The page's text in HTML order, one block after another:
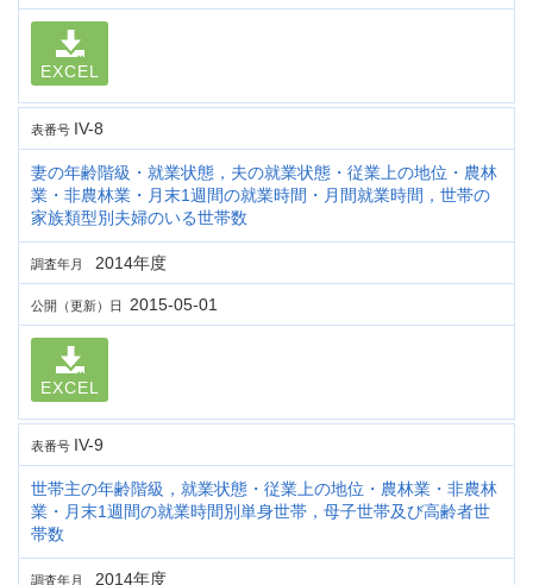
EXCEL
表番号 IV-8
妻の年齢階級・就業状態，夫の就業状態・従業上の地位・農林
業・非農林業・月末1週間の就業時間・月間就業時間，世帯の
家族類型別夫婦のいる世帯数
調査年月 2014年度
公開（更新）日 2015-05-01
EXCEL
表番号 IV-9
世帯主の年齢階級，就業状態・従業上の地位・農林業・非農林
業・月末1週間の就業時間別単身世帯，母子世帯及び高齢者世
帯数
調査年月 2014年度